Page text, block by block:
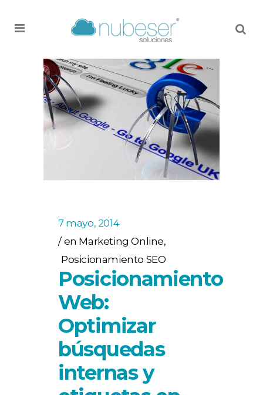
7 mayo, 2014
en Marketing Online,
Posicionamiento SEO
Posicionamiento
Web:
Optimizar
búsquedas
internas y